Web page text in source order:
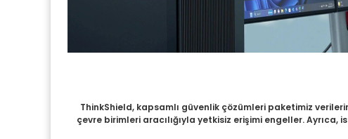
ThinkShield, kapsamlı güvenlik çözümleri paketimiz
çevre birimleri aracılığıyla yetkisiz erişimi engeller.